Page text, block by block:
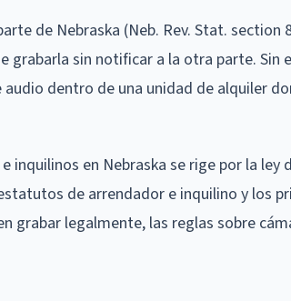
de Nebraska (Neb. Rev. Stat. section
grabarla sin notificar a la otra parte. Sin
dentro de una unidad de alquiler
inquilinos en Nebraska se rige por la ley
de arrendador e inquilino y los
grabar legalmente, las reglas sobre